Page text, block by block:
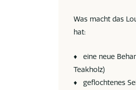
Was macht das
hat:
♦ eine neue
Teakholz)
♦ geflochtenes